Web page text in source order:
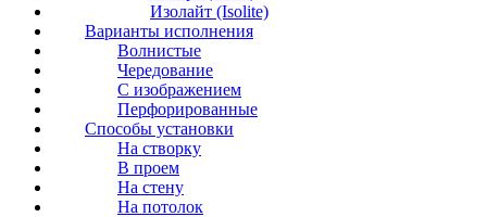
Изолайт (Isolite)
Варианты исполнения
Волнистые
Чередование
С изображением
Перфорированные
Способы установки
На створку
В проем
На стену
На потолок